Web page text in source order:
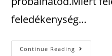
feledékenység…
Continue Reading